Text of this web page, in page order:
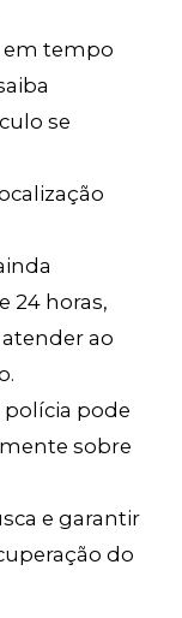
em tempo
se
24 horas,
ao
polícia pode
sobre
e garantir
do